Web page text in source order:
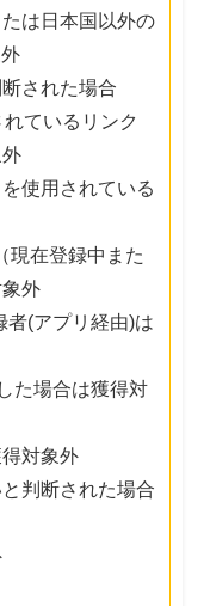
は日本国以外の
された場合
ているリンク
使用されている
現在登録中また
外
者(アプリ経由)は
た場合は獲得対
対象外
判断された場合